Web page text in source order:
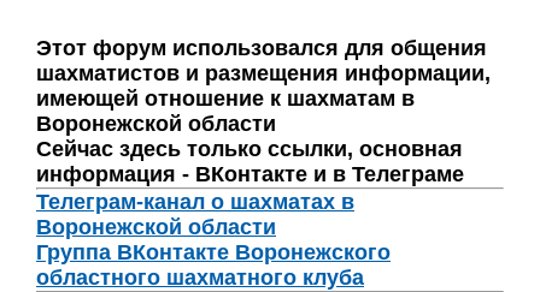
Этот форум использовался для общения
шахматистов и размещения информации,
имеющей отношение к шахматам в
Воронежской области
Сейчас здесь только ссылки, основная
информация - ВКонтакте и в Телеграме
Телеграм-канал о шахматах в
Воронежской области
Группа ВКонтакте Воронежского
областного шахматного клуба